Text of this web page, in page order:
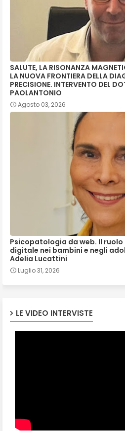
SALUTE, LA RISONANZA
LA NUOVA FRONTIERA DELLA
PRECISIONE. INTERVENTO DEL
PAOLANTONIO
Agosto 03, 2026
Psicopatologia da web. Il
digitale nei bambini e negli
Adelia Lucattini
Luglio 31, 2026
LE VIDEO INTERVISTE